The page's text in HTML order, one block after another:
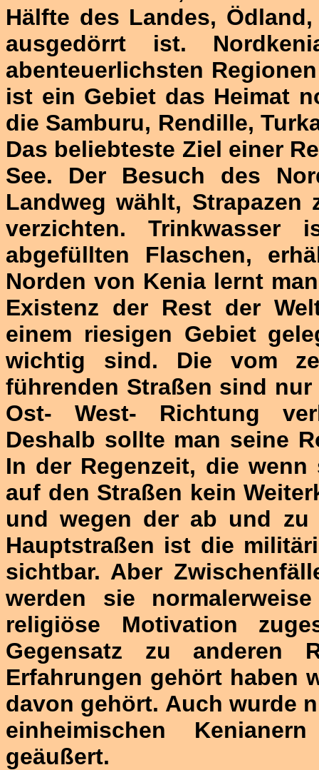
Hälfte des Landes,
ausgedörrt ist.
abenteuerlichsten
ist ein Gebiet das Heimat
die Samburu, Rendille,
Das beliebteste Ziel einer
See. Der Besuch des
Landweg wählt,
verzichten.
abgefüllten Flaschen,
Norden von Kenia lernt
Existenz der Rest der
einem riesigen Gebiet
wichtig sind. Die vom
führenden Straßen sind
Ost- West- Richtung
Deshalb sollte man seine
In der Regenzeit, die
auf den Straßen kein
und wegen der ab und zu
Hauptstraßen ist die
sichtbar. Aber
werden sie
religiöse Motivation
Gegensatz zu anderen
Erfahrungen gehört haben
davon gehört. Auch wurde
einheimischen
geäußert.